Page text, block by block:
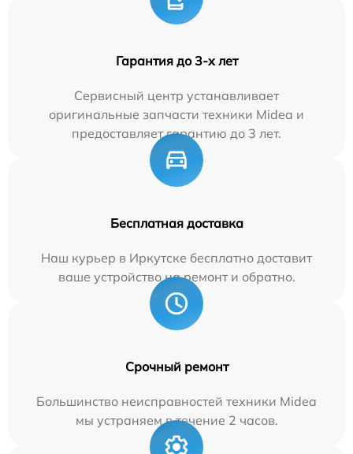
Гарантия до 3-х лет
Сервисный центр устанавливает
оригинальные запчасти техники Midea и
предоставляет гарантию до 3 лет.
Бесплатная доставка
Наш курьер в Иркутске бесплатно доставит
ваше устройство на ремонт и обратно.
Срочный ремонт
Большинство неисправностей техники Midea
мы устраняем в течение 2 часов.